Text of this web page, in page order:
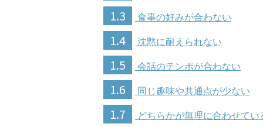
1.3 食事の好みが合わない
1.4 沈黙に耐えられない
1.5 会話のテンポが合わない
1.6 同じ趣味や共通点が少ない
1.7 どちらかが無理に合わせてい